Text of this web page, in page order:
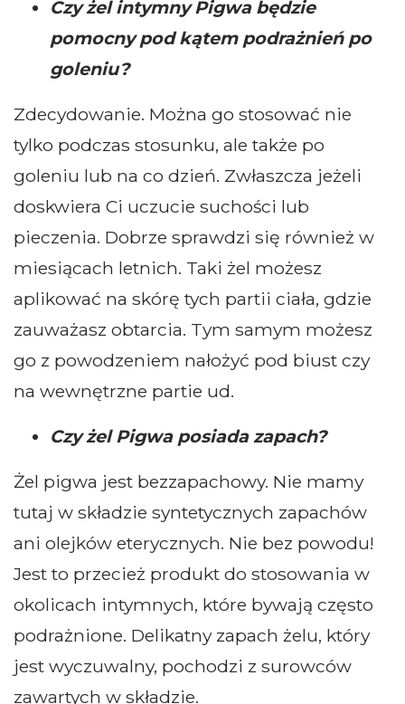
Czy żel intymny Pigwa będzie
pomocny pod kątem podrażnień po
goleniu?
Zdecydowanie. Można go stosować nie
tylko podczas stosunku, ale także po
goleniu lub na co dzień. Zwłaszcza jeżeli
doskwiera Ci uczucie suchości lub
pieczenia. Dobrze sprawdzi się również w
miesiącach letnich. Taki żel możesz
aplikować na skórę tych partii ciała, gdzie
zauważasz obtarcia. Tym samym możesz
go z powodzeniem nałożyć pod biust czy
na wewnętrzne partie ud.
Czy żel Pigwa posiada zapach?
Żel pigwa jest bezzapachowy. Nie mamy
tutaj w składzie syntetycznych zapachów
ani olejków eterycznych. Nie bez powodu!
Jest to przecież produkt do stosowania w
okolicach intymnych, które bywają często
podrażnione. Delikatny zapach żelu, który
jest wyczuwalny, pochodzi z surowców
zawartych w składzie.